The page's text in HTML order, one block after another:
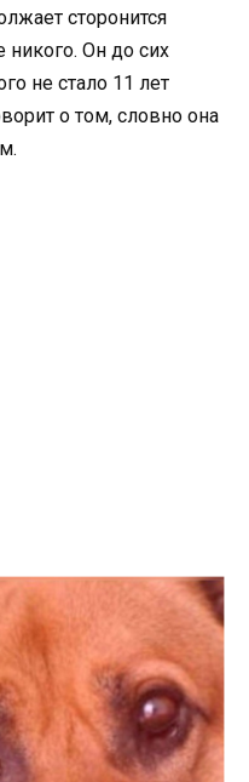
сторонится
никого. Он до сих
не стало 11 лет
о том, словно она